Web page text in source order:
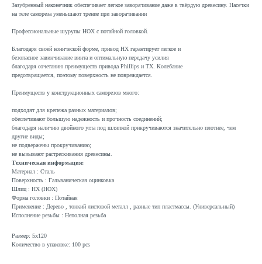
Зазубренный наконечник обеспечивает легкое заворачивание даже в твёрдую древесину. Насечки
на теле самореза уменьшают трение при заворачивании
Профессиональные шурупы HOX с потайной головкой.
Благодаря своей конической форме, привод HX гарантирует легкое и
безопасное завинчивание винта и оптимальную передачу усилия
благодаря сочетанию преимуществ привода Phillips и TX. Колебание
предотвращается, поэтому поверхность не повреждается.
Преимуществ у конструкционных саморезов много:
подходят для крепежа разных материалов;
обеспечивают большую надежность и прочность соединений;
благодаря наличию двойного угла под шляпкой прикручиваются значительно плотнее, чем
другие виды;
не подвержены прокручиванию;
не вызывают растрескивания древесины.
Техническая информация:
Материал : Сталь
Поверхность : Гальваническая оцинковка
Шлиц : HX (HOX)
Форма головки : Потайная
Применение : Дерево , тонкий листовой металл , разные тип пластмассы. (Универсальный)
Исполнение резьбы : Неполная резьба
Размер: 5x120
Количество в упаковке: 100 pcs